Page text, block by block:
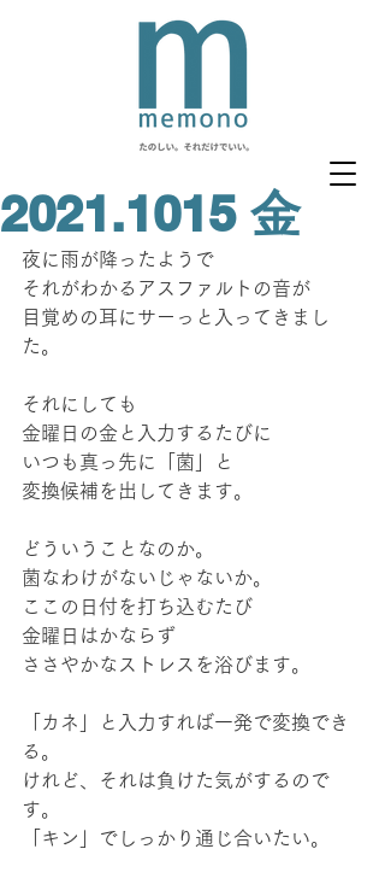
2021.1015 金
夜に雨が降ったようで
それがわかるアスファルトの音が
目覚めの耳にサーっと入ってきまし
た。
それにしても
金曜日の金と入力するたびに
いつも真っ先に「菌」と
変換候補を出してきます。
どういうことなのか。
菌なわけがないじゃないか。
ここの日付を打ち込むたび
金曜日はかならず
ささやかなストレスを浴びます。
「カネ」と入力すれば一発で変換でき
る。
けれど、それは負けた気がするので
す。
「キン」でしっかり通じ合いたい。